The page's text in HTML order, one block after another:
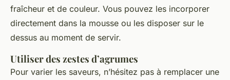
fraîcheur et de couleur. Vous pouvez les incorporer
directement dans la mousse ou les disposer sur le
dessus au moment de servir.
Utiliser des zestes d’agrumes
Pour varier les saveurs, n’hésitez pas à remplacer une